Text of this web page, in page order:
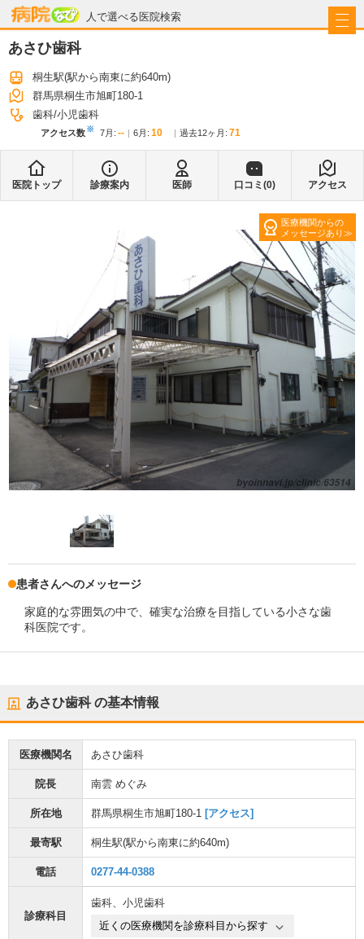
人で選べる医院検索
病院なび
あさひ歯科
桐生駅(駅から南東に約640m)
群馬県桐生市旭町180-1
歯科 小児歯科
アクセス数※ 7月 : -- 6月 : 10 過去12ヶ月: 71
医院トップ 診療案内 医師 口コミ(0) アクセス
医療機関からの
メッセージあり
患者さんへのメッセージ
家庭的な雰囲気の中で、確実な治療を目指している小さな歯
科医院です。
あさひ歯科の基本情報
医療機関名 あさひ歯科
院長 南雲 めぐみ
所在地 群馬県桐生市旭町180-1 [アクセス]
最寄駅 桐生駅(駅から南東に約640m)
電話 0277-44-0388
診療科目
歯科、 小児歯科
近くの医療機関を診療科目から探す